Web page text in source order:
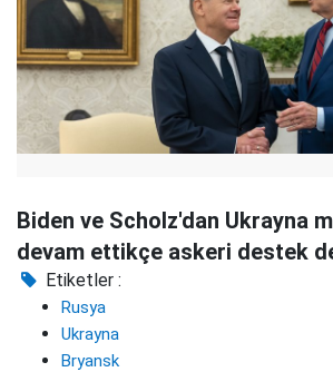
Biden ve Scholz'dan Ukrayna
devam ettikçe askeri destek
Etiketler :
Rusya
Ukrayna
Bryansk